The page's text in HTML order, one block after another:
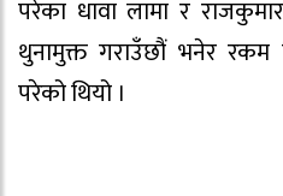
परेका धावा लामा र
थुनामुक्त गराउँछौं भनेर रकम
परेको थियो ।